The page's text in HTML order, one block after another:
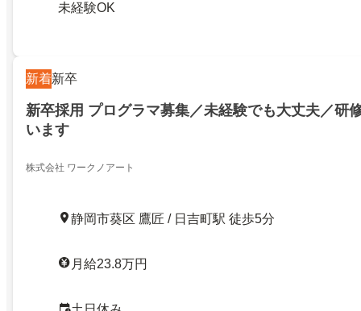
未経験OK
新着新卒
新卒採用 プログラマ募集／未経験でも大丈夫／研
います
株式会社 ワークノアート
静岡市葵区 鷹匠 / 日吉町駅 徒歩5分
月給23.8万円